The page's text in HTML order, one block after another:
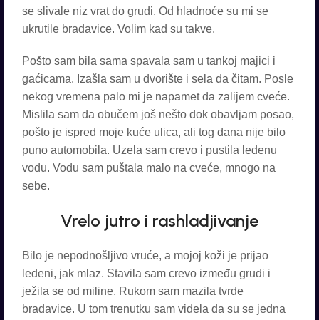
se slivale niz vrat do grudi. Od hladnoće su mi se
ukrutile bradavice. Volim kad su takve.
Pošto sam bila sama spavala sam u tankoj majici i
gaćicama. Izašla sam u dvorište i sela da čitam. Posle
nekog vremena palo mi je napamet da zalijem cveće.
Mislila sam da obučem još nešto dok obavljam posao,
pošto je ispred moje kuće ulica, ali tog dana nije bilo
puno automobila. Uzela sam crevo i pustila ledenu
vodu. Vodu sam puštala malo na cveće, mnogo na
sebe.
Vrelo jutro i rashladjivanje
Bilo je nepodnošljivo vruće, a mojoj koži je prijao
ledeni, jak mlaz. Stavila sam crevo između grudi i
ježila se od miline. Rukom sam mazila tvrde
bradavice. U tom trenutku sam videla da su se jedna